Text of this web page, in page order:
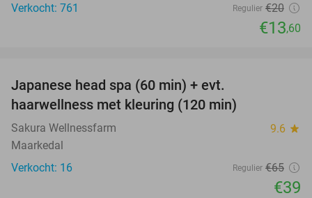
Verkocht: 761
Regulier €20
€13,60
Japanese head spa (60 min) + evt.
haarwellness met kleuring (120 min)
Sakura Wellnessfarm 9.6 star
Maarkedal
Verkocht: 16
Regulier €65
€39